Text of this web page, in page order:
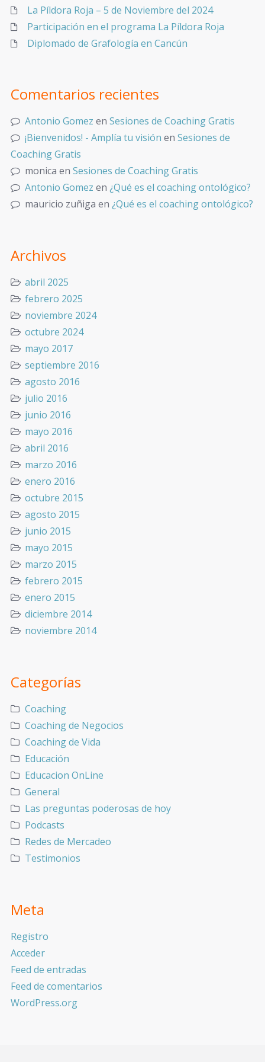
La Píldora Roja – 5 de Noviembre del 2024
Participación en el programa La Píldora Roja
Diplomado de Grafología en Cancún
Comentarios recientes
Antonio Gomez en Sesiones de Coaching Gratis
¡Bienvenidos! - Amplía tu visión en Sesiones de
Coaching Gratis
monica en Sesiones de Coaching Gratis
Antonio Gomez en ¿Qué es el coaching ontológico?
mauricio zuñiga en ¿Qué es el coaching ontológico?
Archivos
abril 2025
febrero 2025
noviembre 2024
octubre 2024
mayo 2017
septiembre 2016
agosto 2016
julio 2016
junio 2016
mayo 2016
abril 2016
marzo 2016
enero 2016
octubre 2015
agosto 2015
junio 2015
mayo 2015
marzo 2015
febrero 2015
enero 2015
diciembre 2014
noviembre 2014
Categorías
Coaching
Coaching de Negocios
Coaching de Vida
Educación
Educacion OnLine
General
Las preguntas poderosas de hoy
Podcasts
Redes de Mercadeo
Testimonios
Meta
Registro
Acceder
Feed de entradas
Feed de comentarios
WordPress.org